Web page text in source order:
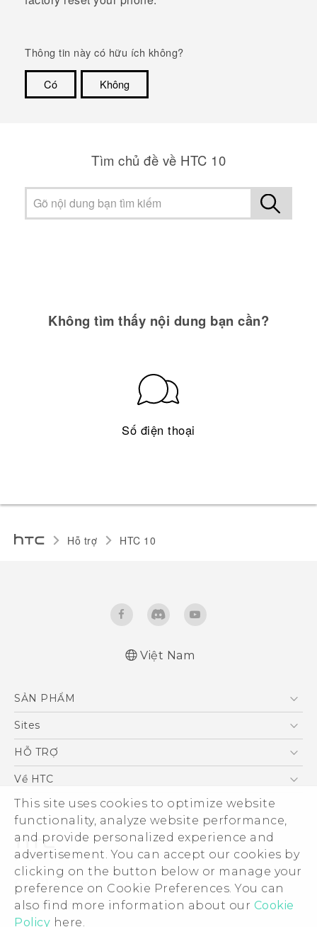
This site uses cookies to optimize website
functionality, analyze website performance,
and provide personalized experience and
advertisement. You can accept our cookies by
clicking on the button below or manage your
preference on Cookie Preferences. You can
also find more information about our Cookie
Policy here.
Thông tin này có hữu ích không?
Có
Không
Tìm chủ đề về HTC 10
Không tìm thấy nội dung bạn cần?
Số điện thoại
Hỗ trợ HTC 10‎
Việt Nam
SẢN PHẨM
5G
Điện Thoại Thông Minh
VIVE
Sites
HTC Dev
HỖ TRỢ
Trung tâm hỗ trợ
Hỗ trợ bảo hành HTC
Về HTC
ESG
Nhà đầu tư
Làm việc tại HTC
Chính sách bảo mật
Bảo mật sản phẩm
Thông Tin Đấu Thầu
© 2011-2026 HTC Corporation
Legal Terms